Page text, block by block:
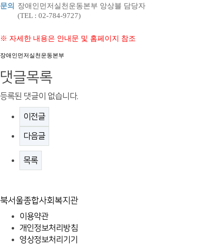
문의
장애인먼저실천운동본부 앙상블 담당자
(TEL : 02-784-9727)
※ 자세한 내용은 안내문 및 홈페이지 참조
장애인먼저실천운동본부
댓글목록
등록된 댓글이 없습니다.
이전글
다음글
목록
북서울종합사회복지관
이용약관
개인정보처리방침
영상정보처리기기